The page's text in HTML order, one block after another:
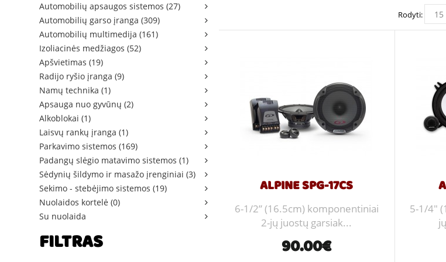
Automobilių apsaugos sistemos (27)
Automobilių garso įranga (309)
Automobilių multimedija (161)
Izoliacinės medžiagos (52)
Apšvietimas (19)
Radijo ryšio įranga (9)
Namų technika (1)
Apsauga nuo gyvūnų (2)
Alkoblokai (1)
Laisvų rankų įranga (1)
Parkavimo sistemos (169)
Padangų slėgio matavimo sistemos (1)
Sėdynių šildymo ir masažo įrenginiai (3)
Sekimo - stebėjimo sistemos (19)
Nuolaidos kortelė (0)
Su nuolaida
FILTRAS
Rodyti:
ALPINE SPG-17CS
6-1/2” (16.5cm) komponentiniai
2-jų juostų garsiak...
90.00€
5-1/4"